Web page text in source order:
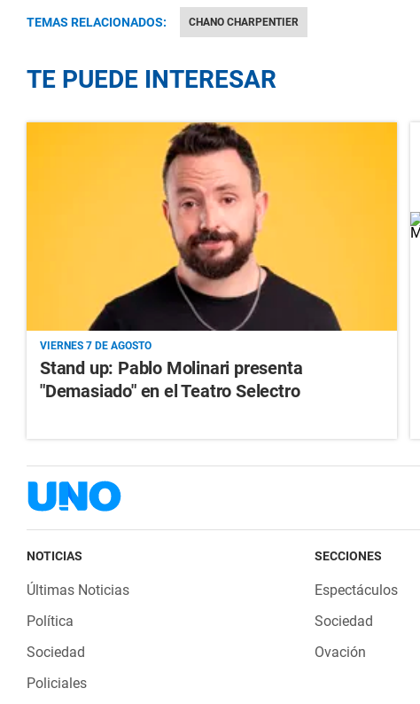
TEMAS RELACIONADOS: CHANO CHARPENTIER
TE PUEDE INTERESAR
VIERNES 7 DE AGOSTO
Stand up: Pablo Molinari presenta
"Demasiado" en el Teatro Selectro
NOTICIAS
Últimas Noticias
Política
Sociedad
Policiales
SECCIONES
Espectáculos
Sociedad
Ovación